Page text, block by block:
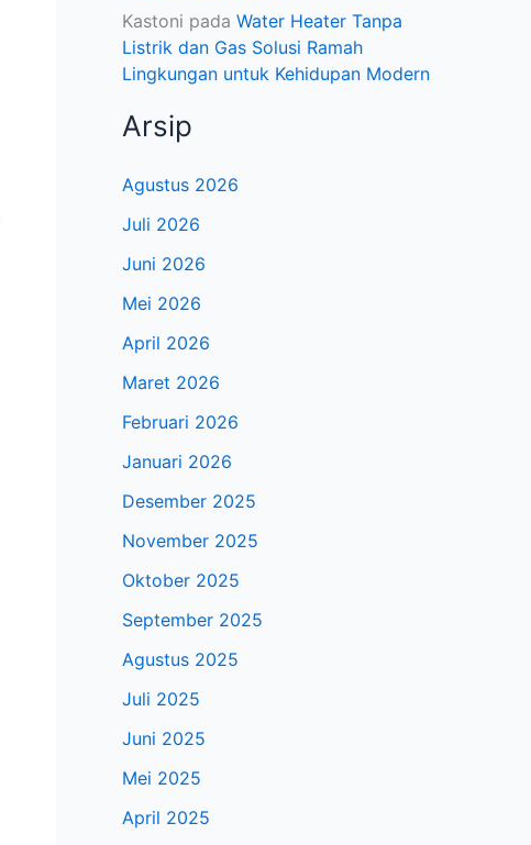
Kastoni pada Water Heater Tanpa
Listrik dan Gas Solusi Ramah
Lingkungan untuk Kehidupan Modern
Arsip
Agustus 2026
Juli 2026
Juni 2026
Mei 2026
April 2026
Maret 2026
Februari 2026
Januari 2026
Desember 2025
November 2025
Oktober 2025
September 2025
Agustus 2025
Juli 2025
Juni 2025
Mei 2025
April 2025